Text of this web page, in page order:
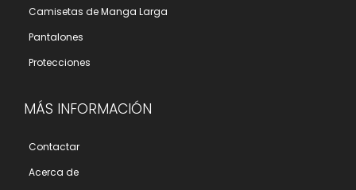
Camisetas de Manga Larga
Pantalones
Protecciones
MÁS INFORMACIÓN
Contactar
Acerca de